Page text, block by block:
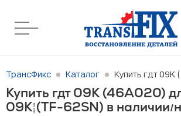
ТрансФикс Каталог Купить гдт 09K (46A020) для
Купить гдт 09K (46A020)
09K (TF-62SN) в наличии/